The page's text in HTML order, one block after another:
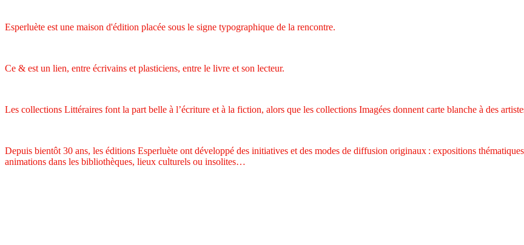
Esperluète est une maison d'édition placée sous le signe typographique de la rencontre.
Ce & est un lien, entre écrivains et plasticiens, entre le livre et son lecteur.
Les collections Littéraires font la part belle à l’écriture et à la fiction, alors que les collections Imagées donnent carte blanche à des
Depuis bientôt 30 ans, les éditions Esperluète ont développé des initiatives et des modes de diffusion originaux : expositions
animations dans les bibliothèques, lieux culturels ou insolites…